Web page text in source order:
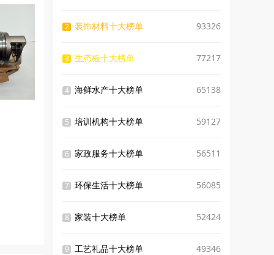
2 装饰材料十大榜单 93326
3 生态板十大榜单 77217
4 海鲜水产十大榜单 65138
5 培训机构十大榜单 59127
6 家政服务十大榜单 56511
7 环保生活十大榜单 56085
8 家装十大榜单 52424
9 工艺礼品十大榜单 49346